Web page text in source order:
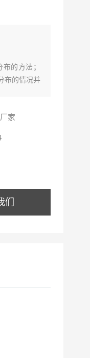
的方法；
布的情况并
家
们